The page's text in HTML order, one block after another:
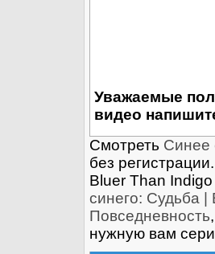
Уважаемые
видео
Смотреть Синее
без
Bluer Than
синего: Судьба
Повседневность
нужную вам